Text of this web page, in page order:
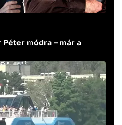
módra – már a